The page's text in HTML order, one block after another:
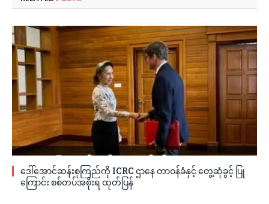
ဒေါ်အောင်ဆန်းစုကြည်ကို ICRC ဌာနေ တာဝန်ခံနှင့် တွေ့ဆုံခွင့် ပြု
ကြောင်း စစ်တပ်အစိုးရ ထုတ်ပြန်